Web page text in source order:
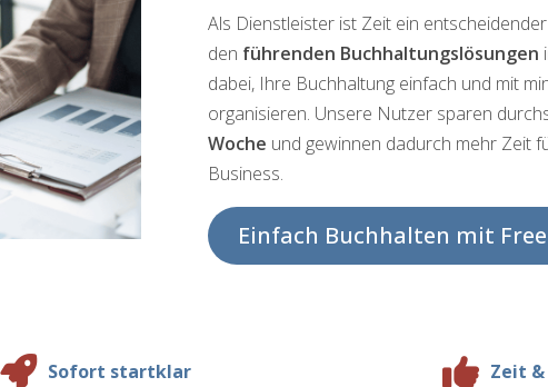
Als Dienstleister ist Zeit ein
den führenden Buchhaltungslösungen
dabei, Ihre Buchhaltung einfach und mit
organisieren. Unsere Nutzer sparen
Woche und gewinnen dadurch mehr Zeit
Business.
Einfach Buchhalten mit
Sofort startklar Zeit